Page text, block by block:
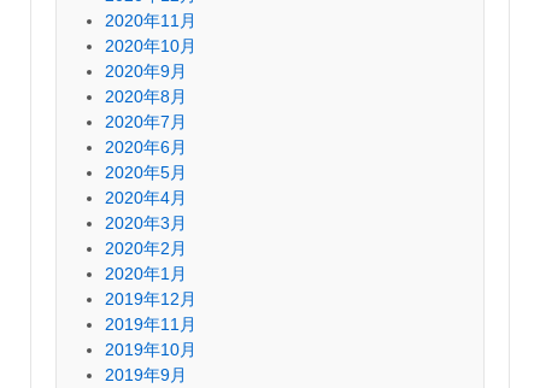
2020年11月
2020年10月
2020年9月
2020年8月
2020年7月
2020年6月
2020年5月
2020年4月
2020年3月
2020年2月
2020年1月
2019年12月
2019年11月
2019年10月
2019年9月